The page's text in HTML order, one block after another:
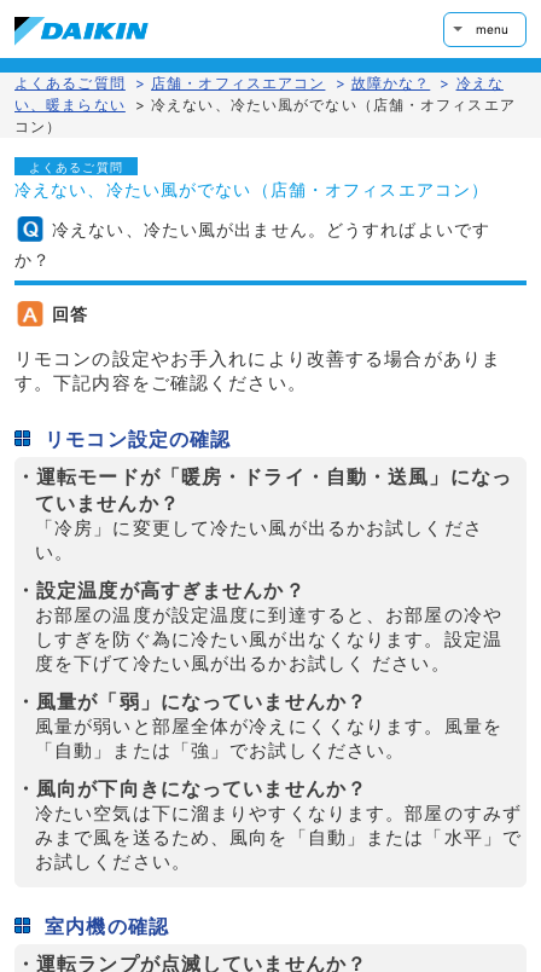
menu
よくあるご質問 > 店舗・オフィスエアコン > 故障かな？ > 冷えな
い、暖まらない
> 冷えない、冷たい風がでない（店舗・オフィスエア
コン）
よくあるご質問
冷えない、冷たい風がでない（店舗・オフィスエアコン）
冷えない、冷たい風が出ません。どうすればよいです
か？
回答
リモコンの設定やお手入れにより改善する場合がありま
す。下記内容をご確認ください。
リモコン設定の確認
・運転モードが「暖房・ドライ・自動・送風」になっ
ていませんか？
「冷房」に変更して冷たい風が出るかお試しくださ
い。
・設定温度が高すぎませんか？
お部屋の温度が設定温度に到達すると、お部屋の冷や
しすぎを防ぐ為に冷たい風が出なくなります。設定温
度を下げて冷たい風が出るかお試しく ださい。
・風量が「弱」になっていませんか？
風量が弱いと部屋全体が冷えにくくなります。風量を
「自動」または「強」でお試しください。
・風向が下向きになっていませんか？
冷たい空気は下に溜まりやすくなります。部屋のすみず
みまで風を送るため、風向を「自動」または「水平」で
お試しください。
室内機の確認
・運転ランプが点滅していませんか？